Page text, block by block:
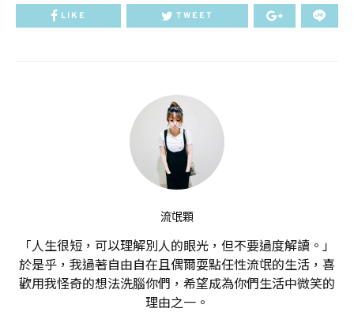
LIKE TWEET
流氓顆
「人生很短，可以理解別人的眼光，但不要過度解讀。」
於是乎，我過著自由自在且偶爾耍點任性流氓的生活，喜
歡用我怪奇的想法洗腦你們，希望成為你們生活中微笑的
理由之一。